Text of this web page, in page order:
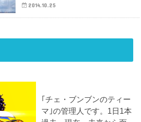
2014.10.25
｢チェ・ブンブンのティー
マ｣の管理人です。1日1本